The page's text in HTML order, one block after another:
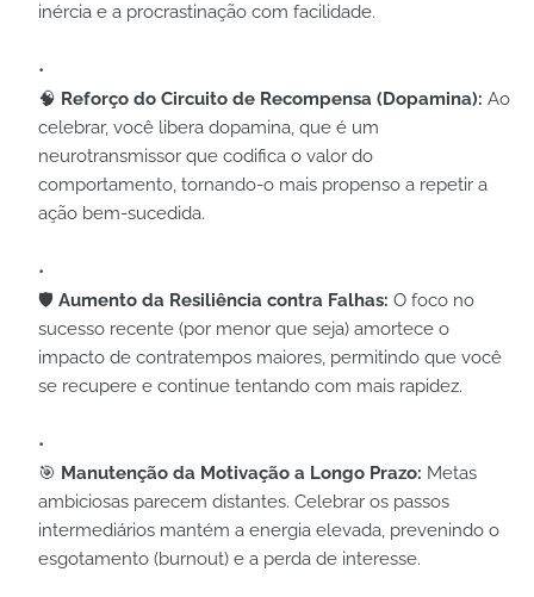
inércia e a procrastinação com facilidade.
🧠 Reforço do Circuito de Recompensa (Dopamina): Ao
celebrar, você libera dopamina, que é um
neurotransmissor que codifica o valor do
comportamento, tornando-o mais propenso a repetir a
ação bem-sucedida.
🛡️ Aumento da Resiliência contra Falhas: O foco no
sucesso recente (por menor que seja) amortece o
impacto de contratempos maiores, permitindo que você
se recupere e continue tentando com mais rapidez.
🎯 Manutenção da Motivação a Longo Prazo: Metas
ambiciosas parecem distantes. Celebrar os passos
intermediários mantém a energia elevada, prevenindo o
esgotamento (burnout) e a perda de interesse.